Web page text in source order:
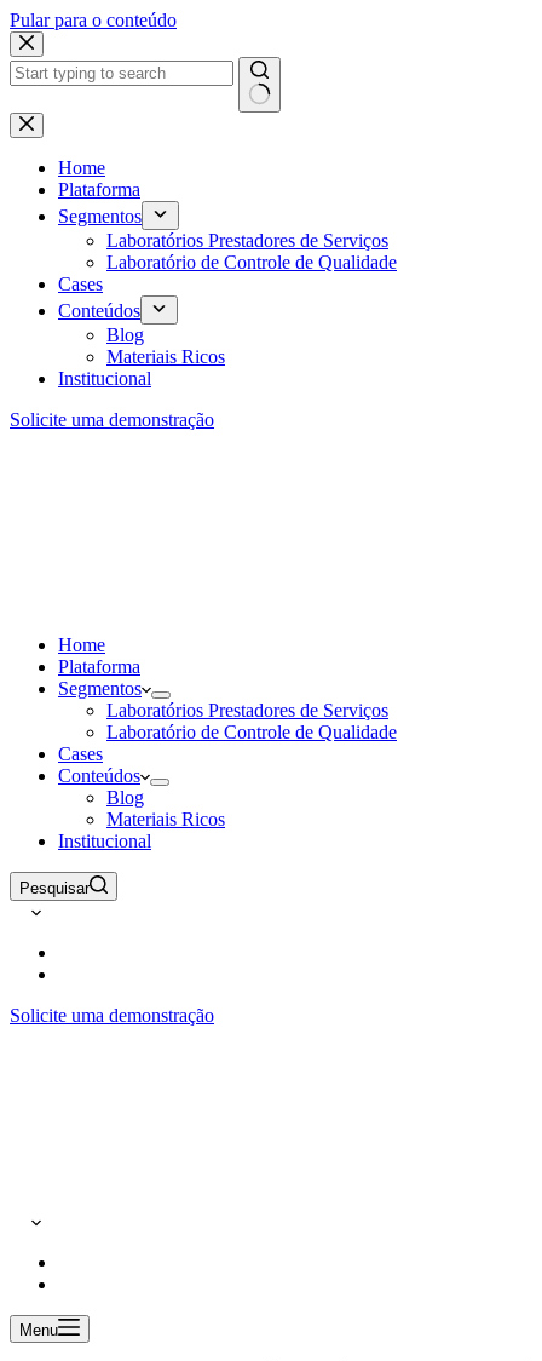
Pular para o conteúdo
Home
Plataforma
Segmentos
Laboratórios Prestadores de Serviços
Laboratório de Controle de Qualidade
Cases
Conteúdos
Blog
Materiais Ricos
Institucional
Solicite uma demonstração
Home
Plataforma
Segmentos
Laboratórios Prestadores de Serviços
Laboratório de Controle de Qualidade
Cases
Conteúdos
Blog
Materiais Ricos
Institucional
Pesquisar
Solicite uma demonstração
Menu